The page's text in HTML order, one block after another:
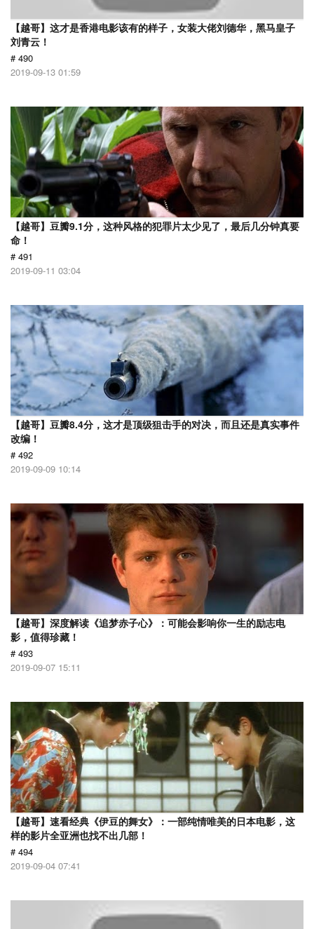
【越哥】这才是香港电影该有的样子，女装大佬刘德华，黑马皇子
刘青云！
# 490
2019-09-13 01:59
【越哥】豆瓣9.1分，这种风格的犯罪片太少见了，最后几分钟真要
命！
# 491
2019-09-11 03:04
【越哥】豆瓣8.4分，这才是顶级狙击手的对决，而且还是真实事件
改编！
# 492
2019-09-09 10:14
【越哥】深度解读《追梦赤子心》：可能会影响你一生的励志电
影，值得珍藏！
# 493
2019-09-07 15:11
【越哥】速看经典《伊豆的舞女》：一部纯情唯美的日本电影，这
样的影片全亚洲也找不出几部！
# 494
2019-09-04 07:41